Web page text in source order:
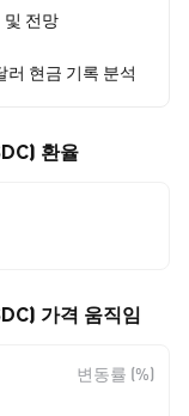
및 전망
러 현금 기록 분석
환율
가격 움직임
변동률 (%)